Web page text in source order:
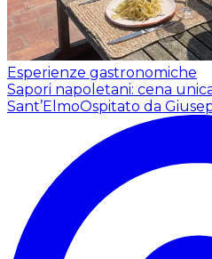
Esperienze gastronomiche
Sapori napoletani: cena unica
Sant’ElmoOspitato da